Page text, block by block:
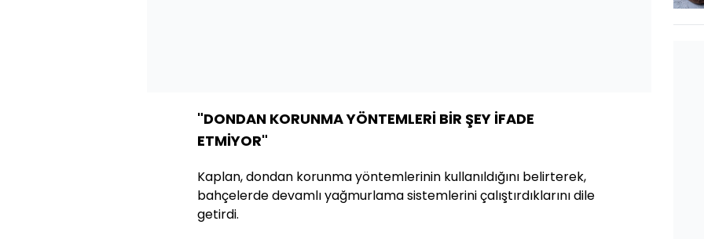
"DONDAN KORUNMA YÖNTEMLERİ BİR ŞEY İFADE
ETMİYOR"
Kaplan, dondan korunma yöntemlerinin kullanıldığını belirterek,
bahçelerde devamlı yağmurlama sistemlerini çalıştırdıklarını dile
getirdi.